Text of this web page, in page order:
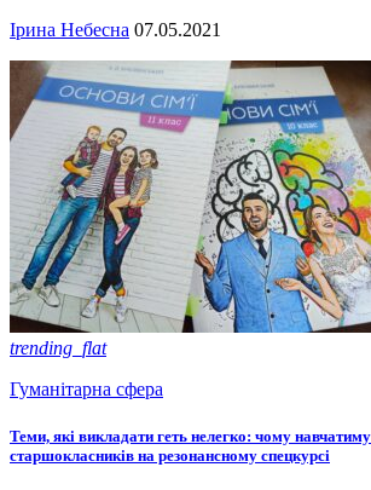
Ірина Небесна 07.05.2021
trending_flat
Гуманітарна сфера
Теми, які викладати геть нелегко: чому
старшокласників на резонансному спецкурсі